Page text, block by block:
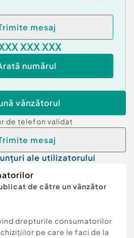
mesaj
XXX XXX
numărul
vânzătorul
de telefon validat
mesaj
ale utilizatorului
de către un vânzător
drepturile consumatorilor
pe care le faci de la